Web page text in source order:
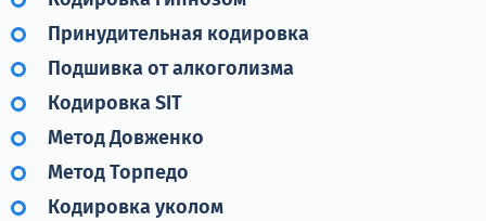
Принудительная кодировка
Подшивка от алкоголизма
Кодировка SIT
Метод Довженко
Метод Торпедо
Кодировка уколом